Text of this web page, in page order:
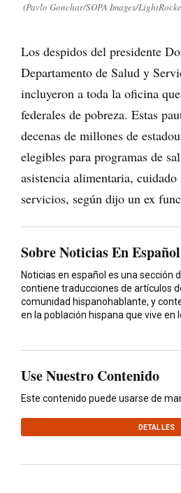
(Pavlo Gonchar/SOPA Images/
Los despidos del presidente
Departamento de Salud y
incluyeron a toda la oficina
federales de pobreza. Estas
decenas de millones de
elegibles para programas de
asistencia alimentaria,
servicios, según dijo un ex
Sobre Noticias En Español
Noticias en español es una sección
contiene traducciones de artículos
comunidad hispanohablante, y
en la población hispana que vive en
Use Nuestro Contenido
Este contenido puede usarse de
DETALLES